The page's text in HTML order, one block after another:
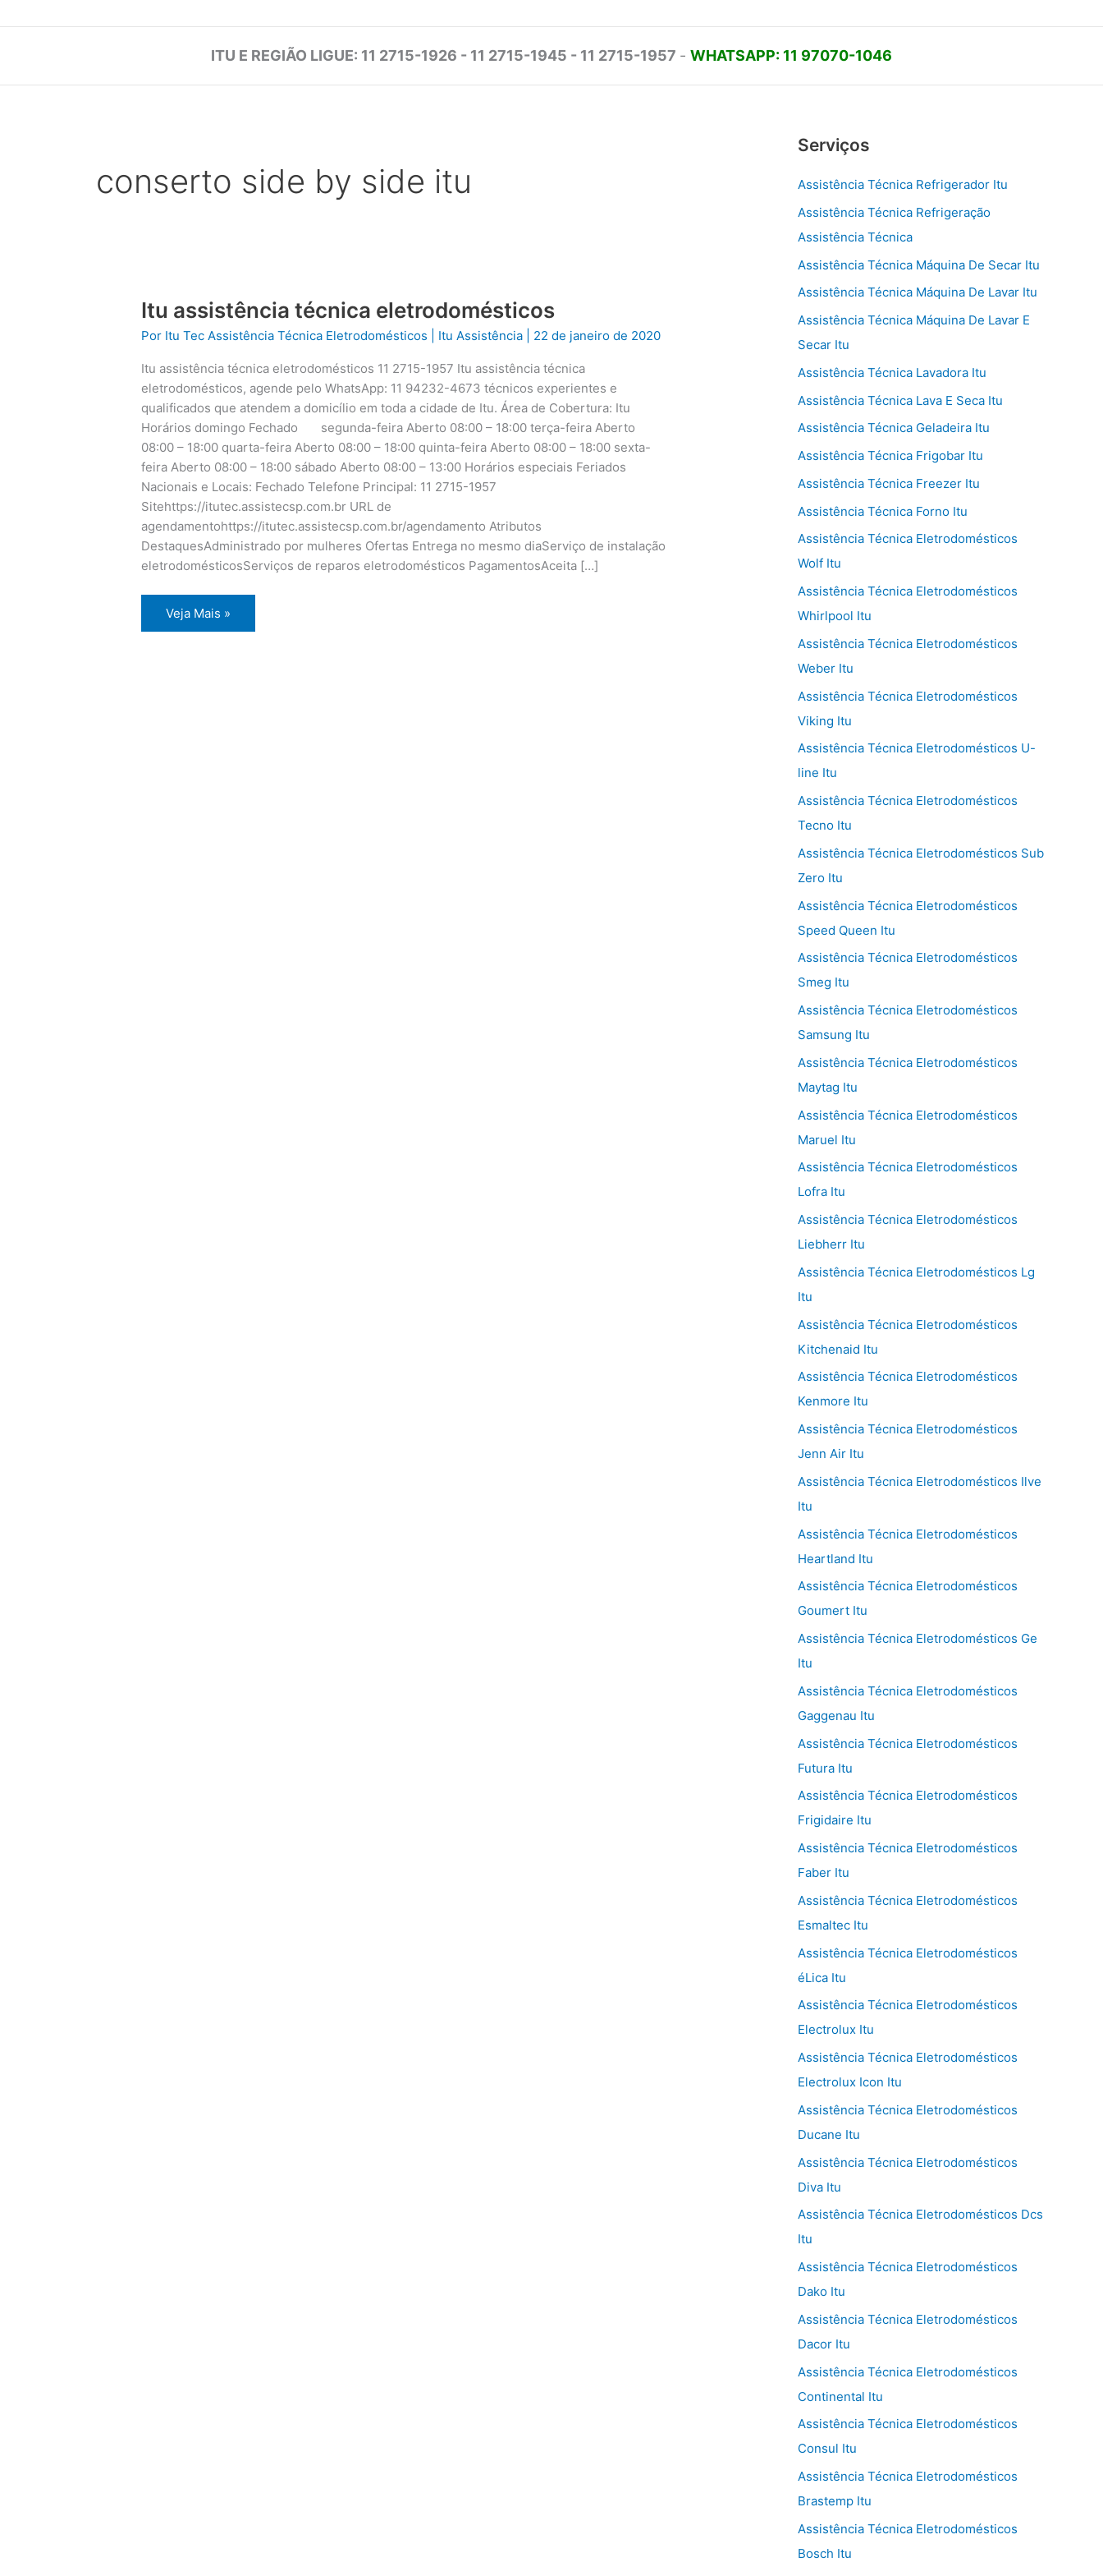
ITU E REGIÃO LIGUE: 11 2715-1926 - 11 2715-1945 - 11 2715-1957 - WHATSAPP: 11 97070-1046
conserto side by side itu
Itu assistência técnica eletrodomésticos
Por Itu Tec Assistência Técnica Eletrodomésticos Itu Assistência 22 de janeiro de 2020
Itu assistência técnica eletrodomésticos 11 2715-1957 Itu assistência técnica
eletrodomésticos, agende pelo WhatsApp: 11 94232-4673 técnicos experientes e
qualificados que atendem a domicílio em toda a cidade de Itu. Área de Cobertura: Itu
Horários domingo Fechado segunda-feira Aberto 08:00 – 18:00 terça-feira Aberto
08:00 – 18:00 quarta-feira Aberto 08:00 – 18:00 quinta-feira Aberto 08:00 – 18:00 sexta-
feira Aberto 08:00 – 18:00 sábado Aberto 08:00 – 13:00 Horários especiais Feriados
Nacionais e Locais: Fechado Telefone Principal: 11 2715-1957
Sitehttps://itutec.assistecsp.com.br URL de
agendamentohttps://itutec.assistecsp.com.br/agendamento Atributos
DestaquesAdministrado por mulheres Ofertas Entrega no mesmo diaServiço de instalação
eletrodomésticosServiços de reparos eletrodomésticos PagamentosAceita […]
Itu
assistência
técnica
Veja Mais »
Serviços
Assistência Técnica Refrigerador Itu
Assistência Técnica Refrigeração
Assistência Técnica
Assistência Técnica Máquina De Secar Itu
Assistência Técnica Máquina De Lavar Itu
Assistência Técnica Máquina De Lavar E
Secar Itu
Assistência Técnica Lavadora Itu
Assistência Técnica Lava E Seca Itu
Assistência Técnica Geladeira Itu
Assistência Técnica Frigobar Itu
Assistência Técnica Freezer Itu
Assistência Técnica Forno Itu
Assistência Técnica Eletrodomésticos
Wolf Itu
Assistência Técnica Eletrodomésticos
Whirlpool Itu
Assistência Técnica Eletrodomésticos
Weber Itu
Assistência Técnica Eletrodomésticos
Viking Itu
Assistência Técnica Eletrodomésticos U-
line Itu
Assistência Técnica Eletrodomésticos
Tecno Itu
Assistência Técnica Eletrodomésticos Sub
Zero Itu
Assistência Técnica Eletrodomésticos
Speed Queen Itu
Assistência Técnica Eletrodomésticos
Smeg Itu
Assistência Técnica Eletrodomésticos
Samsung Itu
Assistência Técnica Eletrodomésticos
Maytag Itu
Assistência Técnica Eletrodomésticos
Maruel Itu
Assistência Técnica Eletrodomésticos
Lofra Itu
Assistência Técnica Eletrodomésticos
Liebherr Itu
Assistência Técnica Eletrodomésticos Lg
Itu
Assistência Técnica Eletrodomésticos
Kitchenaid Itu
Assistência Técnica Eletrodomésticos
Kenmore Itu
Assistência Técnica Eletrodomésticos
Jenn Air Itu
Assistência Técnica Eletrodomésticos Ilve
Itu
Assistência Técnica Eletrodomésticos
Heartland Itu
Assistência Técnica Eletrodomésticos
Goumert Itu
Assistência Técnica Eletrodomésticos Ge
Itu
Assistência Técnica Eletrodomésticos
Gaggenau Itu
Assistência Técnica Eletrodomésticos
Futura Itu
Assistência Técnica Eletrodomésticos
Frigidaire Itu
Assistência Técnica Eletrodomésticos
Faber Itu
Assistência Técnica Eletrodomésticos
Esmaltec Itu
Assistência Técnica Eletrodomésticos
éLica Itu
Assistência Técnica Eletrodomésticos
Electrolux Itu
Assistência Técnica Eletrodomésticos
Electrolux Icon Itu
Assistência Técnica Eletrodomésticos
Ducane Itu
Assistência Técnica Eletrodomésticos
Diva Itu
Assistência Técnica Eletrodomésticos Dcs
Itu
Assistência Técnica Eletrodomésticos
Dako Itu
Assistência Técnica Eletrodomésticos
Dacor Itu
Assistência Técnica Eletrodomésticos
Continental Itu
Assistência Técnica Eletrodomésticos
Consul Itu
Assistência Técnica Eletrodomésticos
Brastemp Itu
Assistência Técnica Eletrodomésticos
Bosch Itu